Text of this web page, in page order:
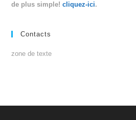
de plus simple!cliquez-ici.
Contacts
zone de texte